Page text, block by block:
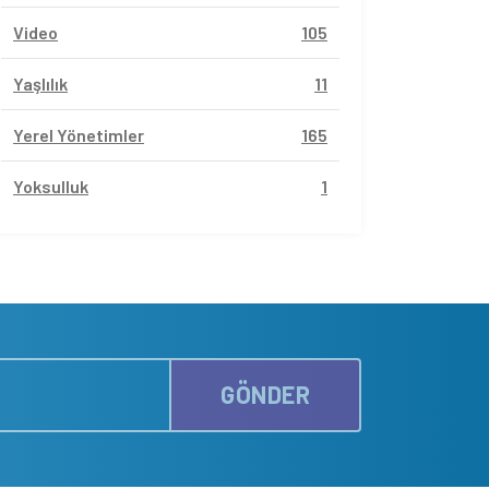
Video 105
Yaşlılık 11
Yerel Yönetimler 165
Yoksulluk 1
GÖNDER